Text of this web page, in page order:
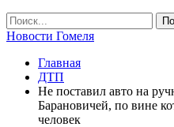
Новости Гомеля
Главная
ДТП
Не поставил авто на
Барановичей, по вине
человек